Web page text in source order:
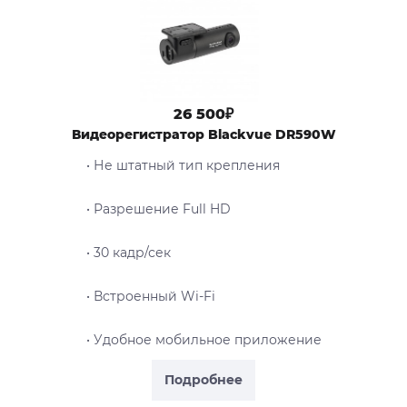
Подробнее
26 500₽
Видеорегистратор Blackvue DR590W
• Не штатный тип крепления
• Разрешение Full HD
• 30 кадр/сек
• Встроенный Wi-Fi
• Удобное мобильное приложение